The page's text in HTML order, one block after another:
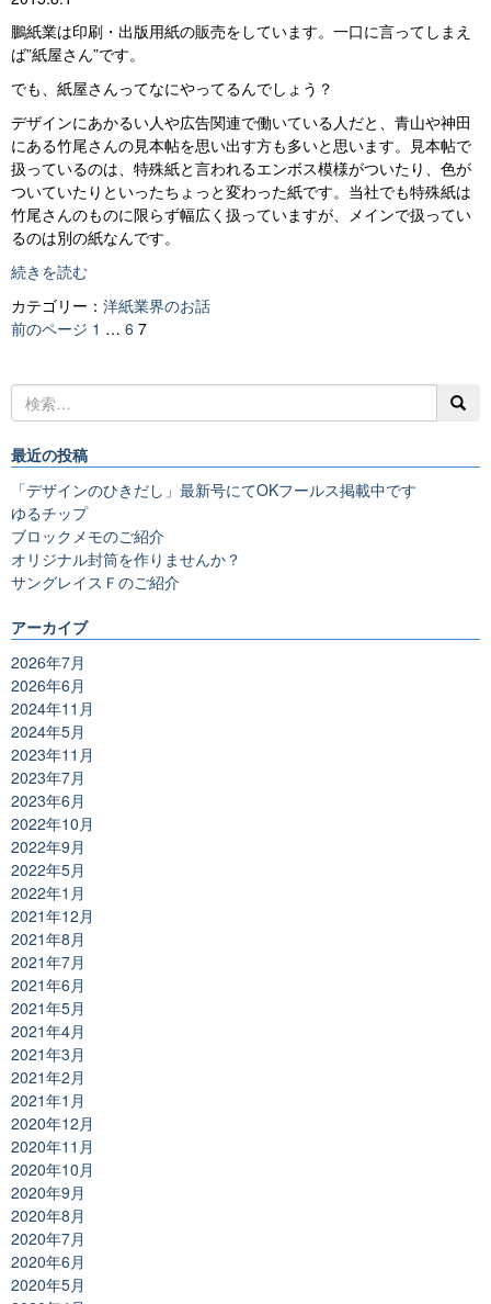
鵬紙業は印刷・出版用紙の販売をしています。一口に言ってしまえ
ば”紙屋さん”です。
でも、紙屋さんってなにやってるんでしょう？
デザインにあかるい人や広告関連で働いている人だと、青山や神田
にある竹尾さんの見本帖を思い出す方も多いと思います。見本帖で
扱っているのは、特殊紙と言われるエンボス模様がついたり、色が
ついていたりといったちょっと変わった紙です。当社でも特殊紙は
竹尾さんのものに限らず幅広く扱っていますが、メインで扱ってい
るのは別の紙なんです。
続きを読む紙
さ
ん
て
し
い
の？
そ
の
1：
卸
は
カテゴリー： 洋紙業界のお話
投
ー
ジ
送
り
前のページ ペ1 … ペ
6 ペ
7
最近の投稿
「デザインのひきだし」最新号にてOKフールス掲載中です
ゆるチップ
ブロックメモのご紹介
オリジナル封筒を作りませんか？
サングレイスＦのご紹介
アーカイブ
2026年7月
2026年6月
2024年11月
2024年5月
2023年11月
2023年7月
2023年6月
2022年10月
2022年9月
2022年5月
2022年1月
2021年12月
2021年8月
2021年7月
2021年6月
2021年5月
2021年4月
2021年3月
2021年2月
2021年1月
2020年12月
2020年11月
2020年10月
2020年9月
2020年8月
2020年7月
2020年6月
2020年5月